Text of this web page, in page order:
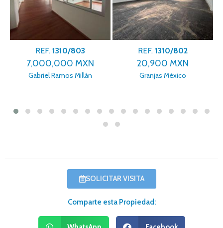
REF. 1310/803
7,000,000 MXN
Gabriel Ramos Millán
REF. 1310/802
20,900 MXN
Granjas México
SOLICITAR VISITA
Comparte esta Propiedad: